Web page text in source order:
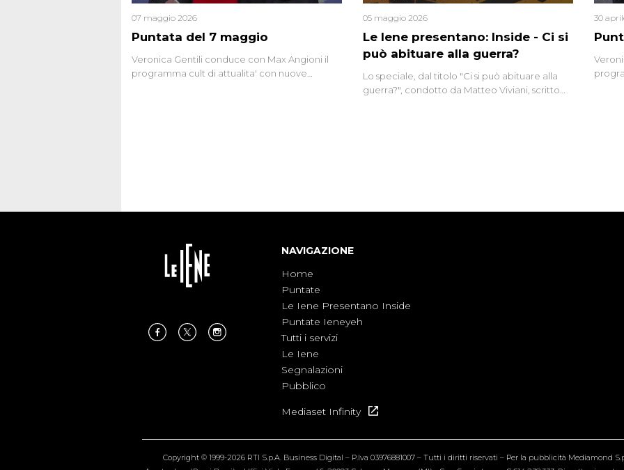
Puntata del 7 maggio
07 maggio 2026
Veronica Gentili conduce con Max Angioni il
programma cult di attualita' con nuove
Le Iene presentano: Inside - Ci si
può abituare alla guerra?
05 maggio 2026
Lo speciale, dal titolo "Ci si può abituare alla
guerra?", condotto da Matteo Viviani, scritto
30
NAVIGAZIONE
Home
Puntate
Le Iene Presentano Inside
Puntate Ieneyeh
Tutti i servizi
Le Iene
Segnalazioni
Pubblico
Mediaset Infinity
Copyright © 1999-2026 RTI S.p.A. Business Digital – P.Iva 03976881007 – Tutti i diritti riservati – Per la pubblicità Mediamond